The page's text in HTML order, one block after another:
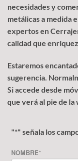
necesidades y
metálicas a medida
expertos en
calidad que
Estaremos
sugerencia.
Si accede desde
que verá al pie de la
"*" señala los
NOMBRE*